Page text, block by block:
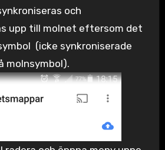
och
upp till molnet eftersom det
(icke synkroniserade
molnsymbol).